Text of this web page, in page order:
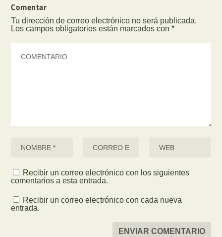
Comentar
Tu dirección de correo electrónico no será publicada.
Los campos obligatorios están marcados con*
Recibir un correo electrónico con los siguientes
comentarios a esta entrada.
Recibir un correo electrónico con cada nueva
entrada.